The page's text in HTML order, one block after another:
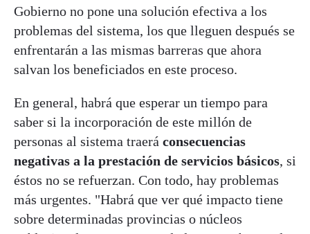
Gobierno no pone una solución efectiva a los
problemas del sistema, los que lleguen después se
enfrentarán a las mismas barreras que ahora
salvan los beneficiados en este proceso.
En general, habrá que esperar un tiempo para
saber si la incorporación de este millón de
personas al sistema traerá consecuencias
negativas a la prestación de servicios básicos, si
éstos no se refuerzan. Con todo, hay problemas
más urgentes. "Habrá que ver qué impacto tiene
sobre determinadas provincias o núcleos